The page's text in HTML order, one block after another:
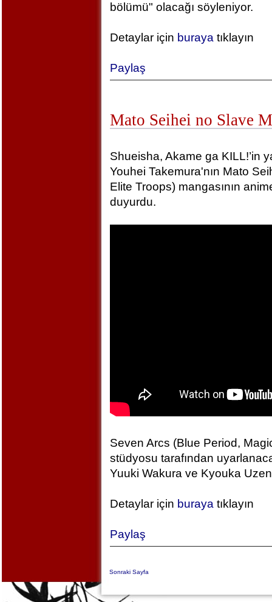
bölümü" olacağı söyleniyor.
Detaylar için buraya tıklayın
Paylaş
Mato Seihei no Slave
Shueisha, Akame ga KILL!’in
Youhei Takemura'nın Mato
Elite Troops) mangasının
duyurdu.
Seven Arcs (Blue Period,
stüdyosu tarafından
Yuuki Wakura ve Kyouka
Detaylar için buraya tıklayın
Paylaş
Sonraki Sayfa